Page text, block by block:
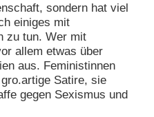
sondern hat viel
einiges mit
zu tun. Wer mit
allem etwas über
aus. Feministinnen
Satire, sie
gegen Sexismus und